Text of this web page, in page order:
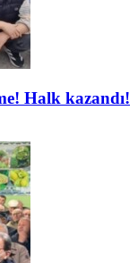
Halk kazandı!